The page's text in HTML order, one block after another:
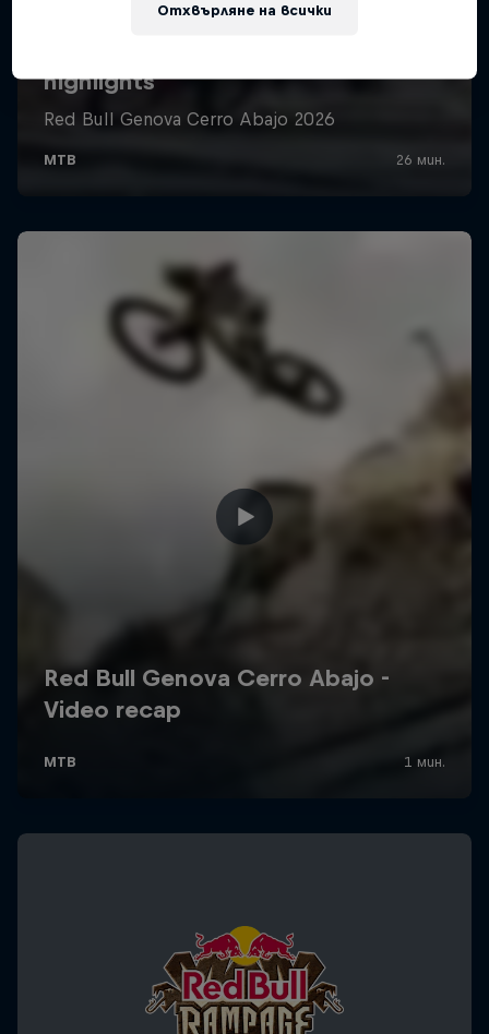
Отхвърляне на всички